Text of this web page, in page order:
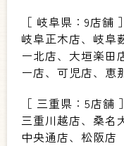
［ 岐阜県：9店舗 ］
岐阜正木店、岐阜
ー北店、大垣楽田
ー店、可児店、恵
［ 三重県：5店舗 ］
三重川越店、桑名
中央通店、松阪店